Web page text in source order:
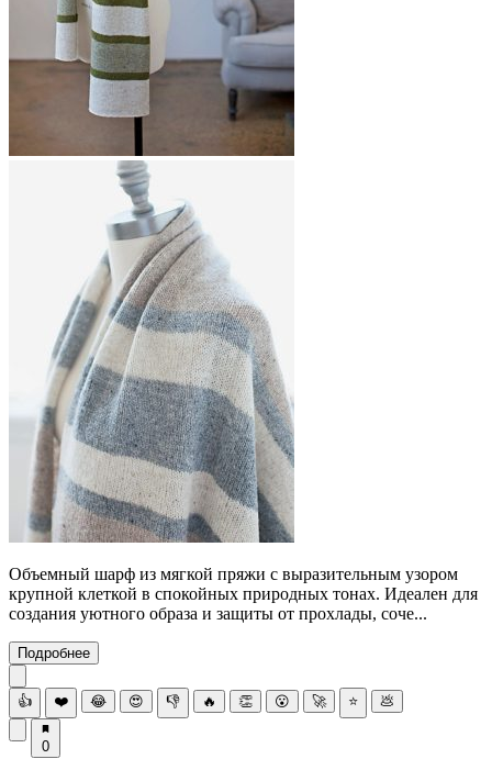
Объемный шарф из мягкой пряжи с выразительным узором
крупной клеткой в спокойных природных тонах. Идеален для
создания уютного образа и защиты от прохлады, соче...
Подробнее
👍 ❤️ 😂 😍 👎 🔥 👏 😮 🚀 ⭐ 💩
0